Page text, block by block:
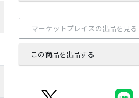
マーケットプレイスの出品を見る
この商品を出品する